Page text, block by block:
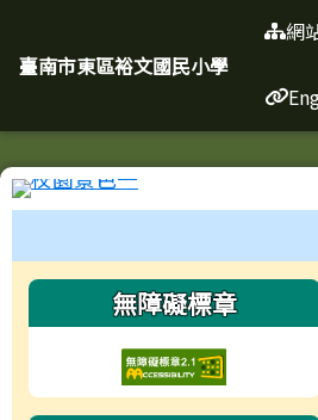
臺南市東區裕
臺南市東區裕文國民小學
網
左邊區域內容
無障礙標章
頁尾區域